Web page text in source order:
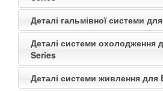
Деталі гальмівної системи
Деталі системи охолодження
Series
Деталі системи живлення для